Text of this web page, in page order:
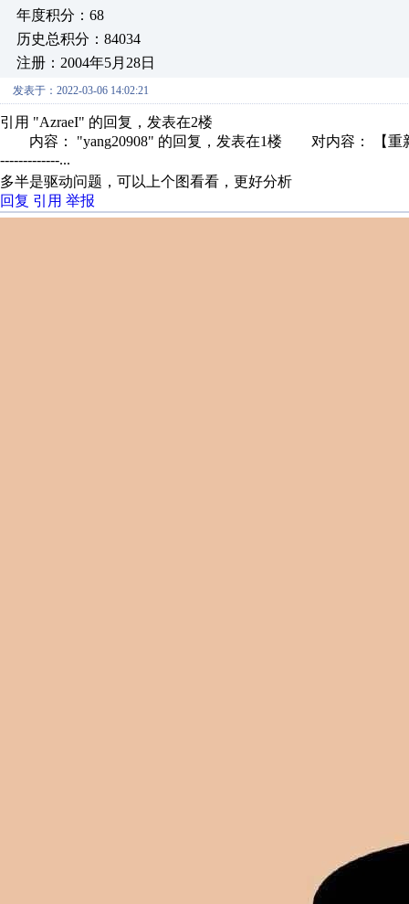
年度积分：68
历史总积分：84034
注册：2004年5月28日
发表于：2022-03-06 14:02:21
引用 "AzraeI" 的回复，发表在2楼
内容： "yang20908" 的回复，发表在1楼 对内容： 【重
-------------...
多半是驱动问题，可以上个图看看，更好分析
回复 引用 举报